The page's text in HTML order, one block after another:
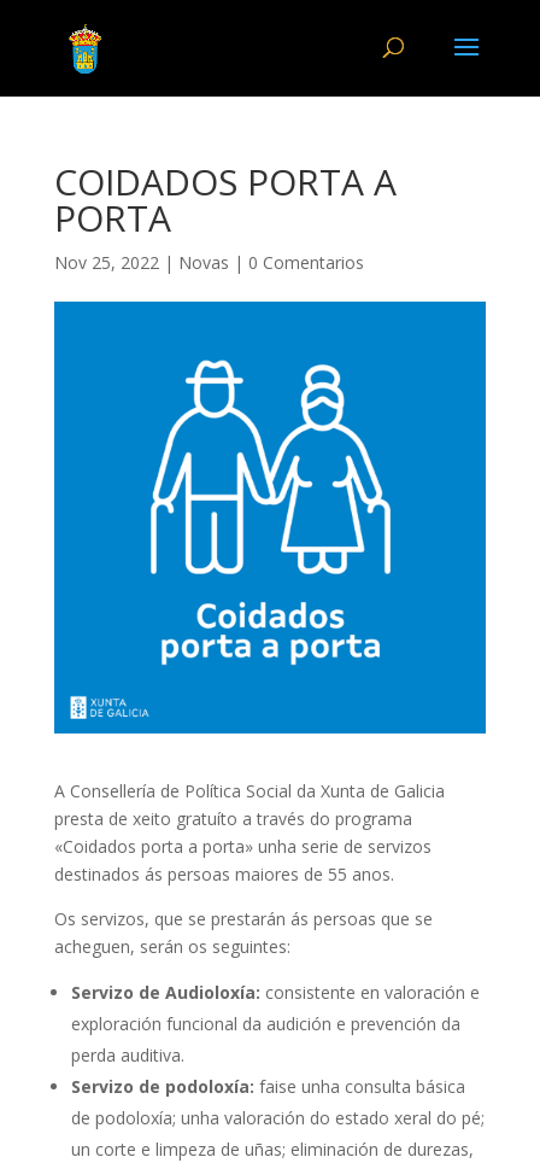
COIDADOS PORTA A
PORTA
Nov 25, 2022| Novas | 0 Comentarios
A Consellería de Política Social da Xunta de Galicia
presta de xeito gratuíto a través do programa
«Coidados porta a porta» unha serie de servizos
destinados ás persoas maiores de 55 anos.
Os servizos, que se prestarán ás persoas que se
acheguen, serán os seguintes:
Servizo de Audioloxía: consistente en valoración e
exploración funcional da audición e prevención da
perda auditiva.
Servizo de podoloxía: faise unha consulta básica
de podoloxía; unha valoración do estado xeral do pé;
un corte e limpeza de uñas; eliminación de durezas,